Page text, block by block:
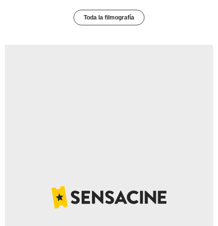
Toda la filmografía